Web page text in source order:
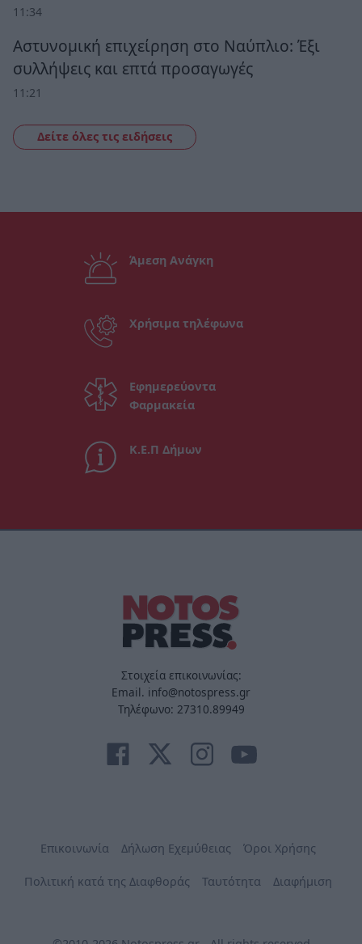
11:34
Αστυνομική επιχείρηση στο Ναύπλιο: Έξι
συλλήψεις και επτά προσαγωγές
11:21
Δείτε όλες τις ειδήσεις
Άμεση Ανάγκη
Χρήσιμα τηλέφωνα
Εφημερεύοντα
Φαρμακεία
Κ.Ε.Π Δήμων
Στοιχεία επικοινωνίας:
Email. info@notospress.gr
Τηλέφωνο: 27310.89949
Επικοινωνία Δήλωση Εχεμύθειας Όροι Χρήσης
Πολιτική κατά της Διαφθοράς Ταυτότητα Διαφήμιση